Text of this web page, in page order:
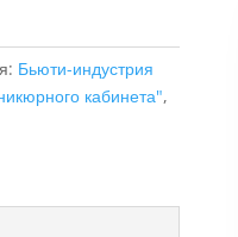
Бьюти-индустрия
кабинета",